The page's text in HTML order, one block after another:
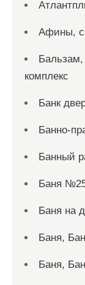
Афины,
Бальзам,
комплекс
Банк
Банно-
Банный
Баня
Баня на
Баня,
Баня,